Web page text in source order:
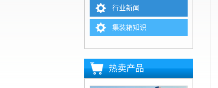
行业新闻
集装箱知识
热卖产品